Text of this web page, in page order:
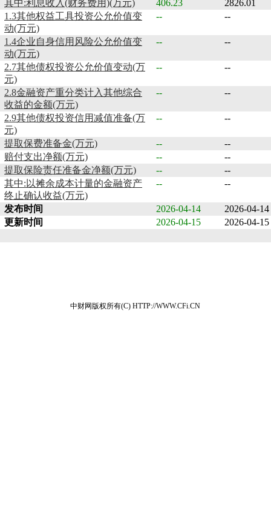
其中:利息收入(财务费用)(万元) 406.23
2826.01
1.3其他权益工具投资公允价值变
动(万元)
-- --
1.4企业自身信用风险公允价值变
动(万元)
-- --
2.7其他债权投资公允价值变动(万
元)
-- --
2.8金融资产重分类计入其他综合
收益的金额(万元)
-- --
2.9其他债权投资信用减值准备(万
元)
-- --
提取保费准备金(万元) --
--
赔付支出净额(万元)
--
--
提取保险责任准备金净额(万元)
--
--
其中:以摊余成本计量的金融资产
终止确认收益(万元)
-- --
发布时间 2026-04-14
2026-04-14
更新时间
2026-04-15 2026-04-15
中财网版权所有(C) HTTP://WWW.CFi.CN